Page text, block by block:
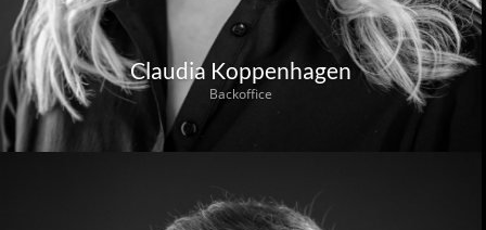
Claudia Koppenhagen
Backoffice